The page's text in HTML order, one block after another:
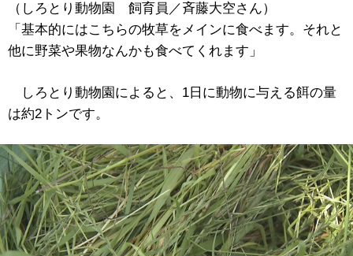
（しろとり動物園 飼育員／斉藤大空さん）
「基本的にはこちらの牧草をメインに食べます。それと
他に野菜や果物なんかも食べてくれます」
しろとり動物園によると、1日に動物に与える餌の量
は約2トンです。